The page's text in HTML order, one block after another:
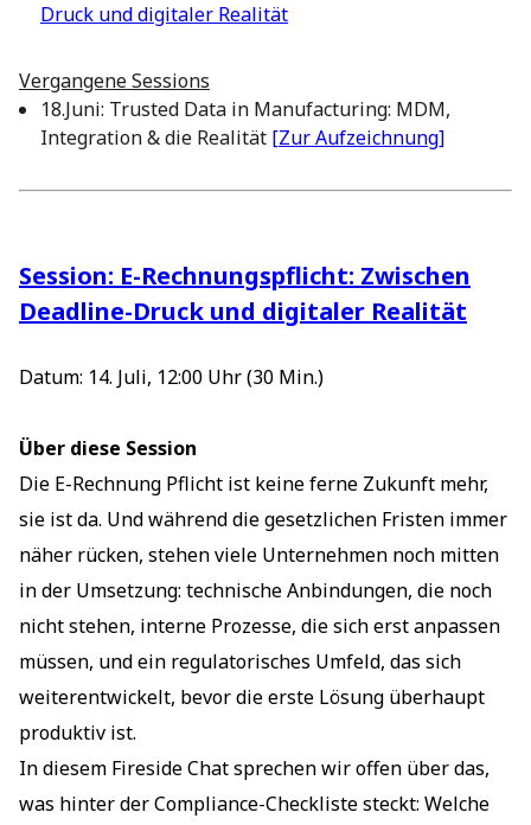
Druck und digitaler Realität
Vergangene Sessions
18.Juni: Trusted Data in Manufacturing: MDM,
Integration & die Realität [Zur Aufzeichnung]
Session: E-Rechnungspflicht: Zwischen
Deadline-Druck und digitaler Realität
Datum: 14. Juli, 12:00 Uhr (30 Min.)
Über diese Session
Die E-Rechnung Pflicht ist keine ferne Zukunft mehr,
sie ist da. Und während die gesetzlichen Fristen immer
näher rücken, stehen viele Unternehmen noch mitten
in der Umsetzung: technische Anbindungen, die noch
nicht stehen, interne Prozesse, die sich erst anpassen
müssen, und ein regulatorisches Umfeld, das sich
weiterentwickelt, bevor die erste Lösung überhaupt
produktiv ist.
In diesem Fireside Chat sprechen wir offen über das,
was hinter der Compliance-Checkliste steckt: Welche